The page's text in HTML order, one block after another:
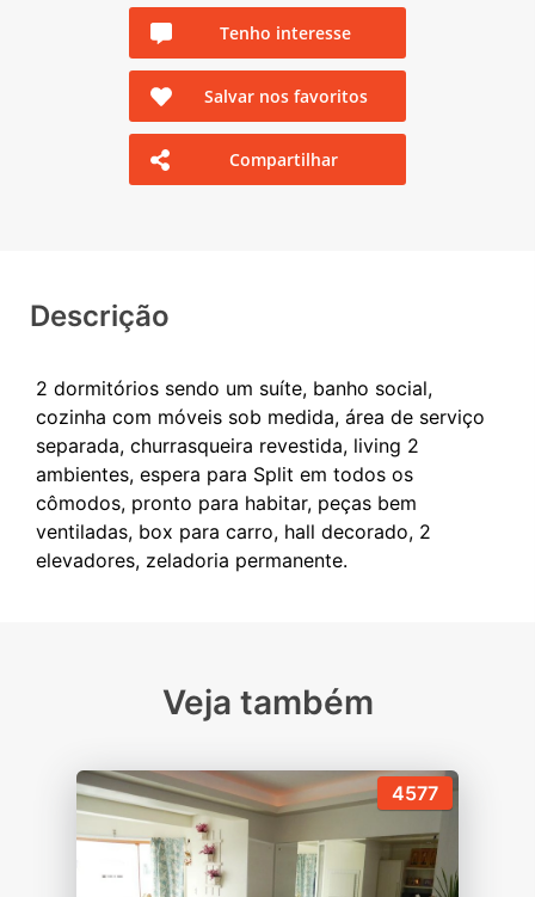
Tenho interesse
Salvar nos favoritos
Compartilhar
Descrição
2 dormitórios sendo um suíte, banho social,
cozinha com móveis sob medida, área de serviço
separada, churrasqueira revestida, living 2
ambientes, espera para Split em todos os
cômodos, pronto para habitar, peças bem
ventiladas, box para carro, hall decorado, 2
Veja também
4577